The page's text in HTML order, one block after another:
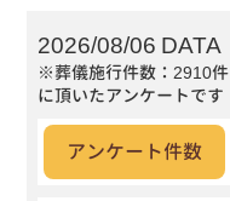
2026/08/06 DATA
※葬儀施行件数：2910件
に頂いたアンケートです
アンケート件数